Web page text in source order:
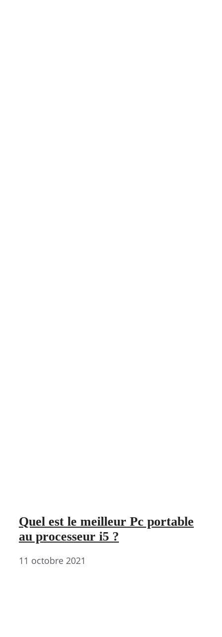
Quel est le meilleur Pc portable
au processeur i5 ?
11 octobre 2021